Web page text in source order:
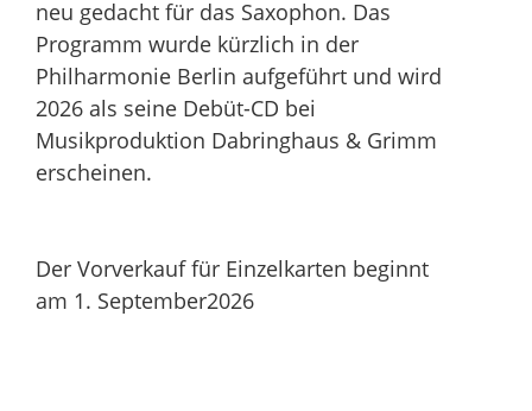
neu gedacht für das Saxophon. Das
Programm wurde kürzlich in der
Philharmonie Berlin aufgeführt und wird
2026 als seine Debüt-CD bei
Musikproduktion Dabringhaus & Grimm
erscheinen.
Der Vorverkauf für Einzelkarten beginnt
am 1. September2026